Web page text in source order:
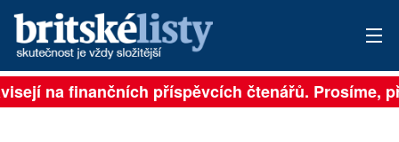
PŘIHLÁSIT
na finančních příspěvcích čtenářů. Prosíme,